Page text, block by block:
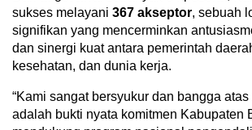
sukses melayani 367 akseptor, sebuah
signifikan yang mencerminkan
dan sinergi kuat antara pemerintah
kesehatan, dan dunia kerja.
“Kami sangat bersyukur dan bangga
adalah bukti nyata komitmen Kabupaten